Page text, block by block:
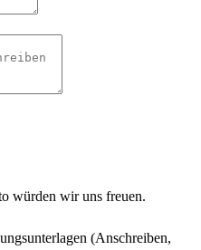
würden wir uns freuen.
(Anschreiben,